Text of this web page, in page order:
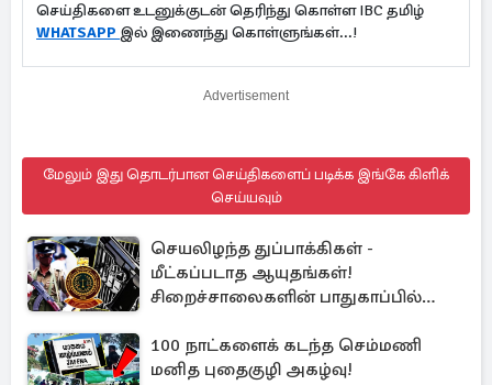
செய்திகளை உடனுக்குடன் தெரிந்து கொள்ள IBC தமிழ்
WHATSAPP இல் இணைந்து கொள்ளுங்கள்...!
Advertisement
மேலும் இது தொடர்பான செய்திகளைப் படிக்க இங்கே கிளிக்
செய்யவும்
செயலிழந்த துப்பாக்கிகள் -
மீட்கப்படாத ஆயுதங்கள்!
சிறைச்சாலைகளின் பாதுகாப்பில்
100 நாட்களைக் கடந்த செம்மணி
மனித புதைகுழி அகழ்வு!